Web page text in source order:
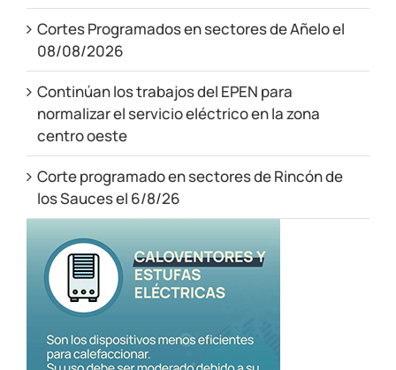
Cortes Programados en sectores de Añelo el
08/08/2026
Continúan los trabajos del EPEN para
normalizar el servicio eléctrico en la zona
centro oeste
Corte programado en sectores de Rincón de
los Sauces el 6/8/26